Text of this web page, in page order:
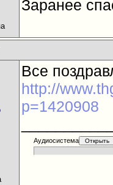
Заранее
Все
http://
p=1420908
Аудиосистема